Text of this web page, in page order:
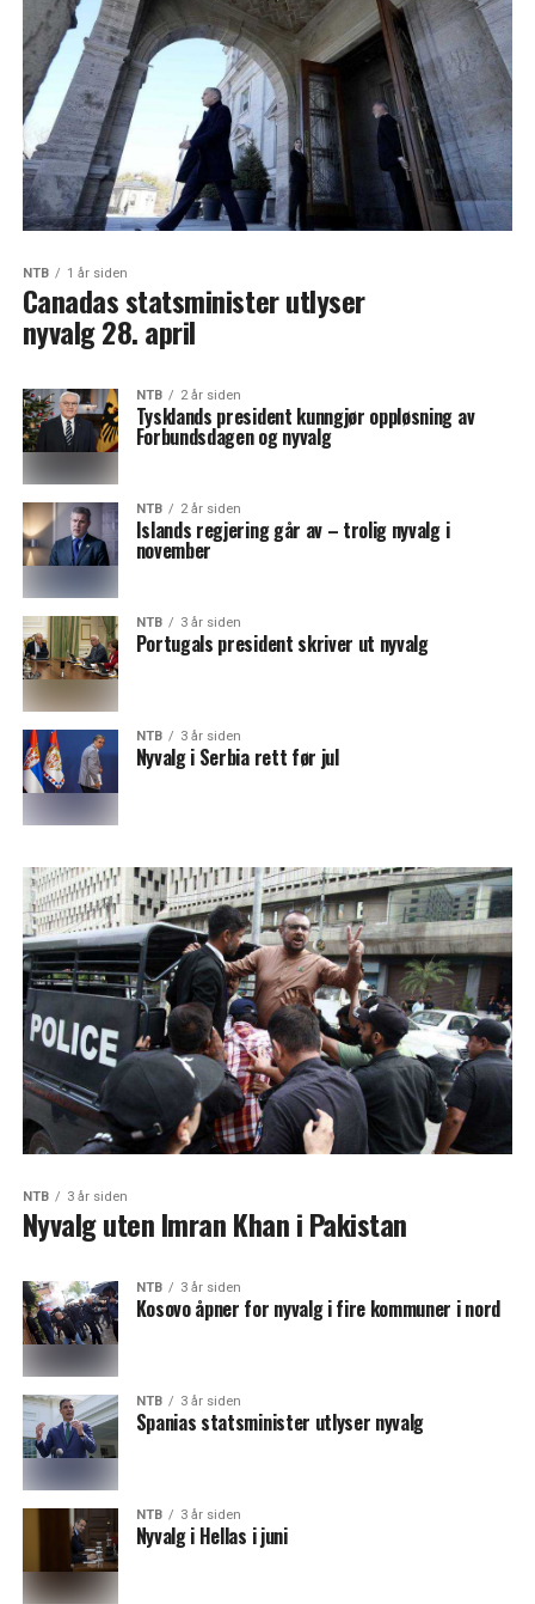
NTB 1 år siden
Canadas statsminister utlyser
nyvalg 28. april
NTB 2 år siden
Tysklands president kunngjør oppløsning av
Forbundsdagen og nyvalg
NTB 2 år siden
Islands regjering går av – trolig nyvalg i
november
NTB 3 år siden
Portugals president skriver ut nyvalg
NTB 3 år siden
Nyvalg i Serbia rett før jul
NTB 3 år siden
Nyvalg uten Imran Khan i Pakistan
NTB 3 år siden
Kosovo åpner for nyvalg i fire kommuner i nord
NTB 3 år siden
Spanias statsminister utlyser nyvalg
NTB 3 år siden
Nyvalg i Hellas i juni